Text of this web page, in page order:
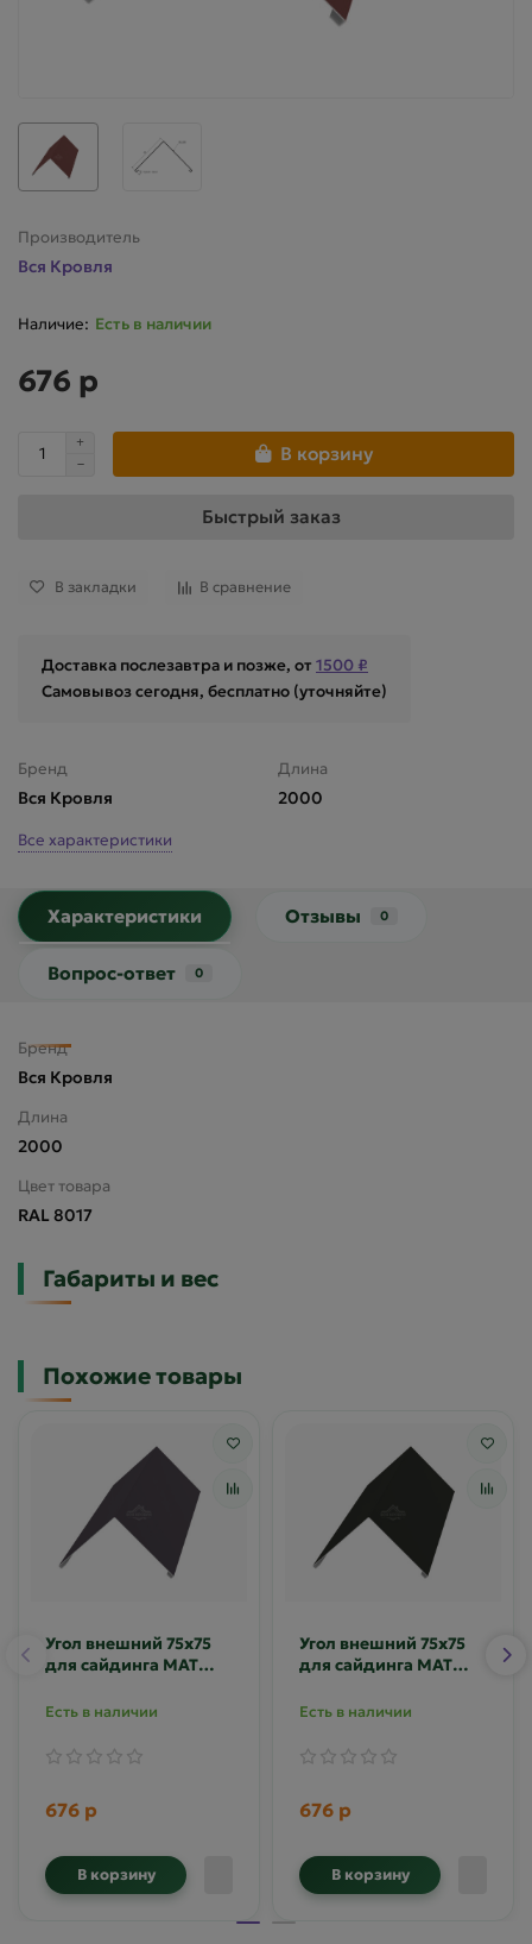
Производитель
Вся Кровля
Есть в наличии
676 р
В корзину
Быстрый заказ
В закладки В сравнение
Доставка послезавтра и позже, от 1500 ₽
Самовывоз сегодня, бесплатно (уточняйте)
Бренд
Вся Кровля
Длина
2000
Все характеристики
Характеристики Отзывы 0
Вопрос-ответ 0
Бренд
Вся Кровля
Длина
2000
Цвет товара
RAL 8017
Габариты и вес
Похожие товары
Угол внешний 75х75
для сайдинга MAT
Есть в наличии
676 р
В корзину
Угол внешний 75х75
для сайдинга MAT
Есть в наличии
676 р
В корзину